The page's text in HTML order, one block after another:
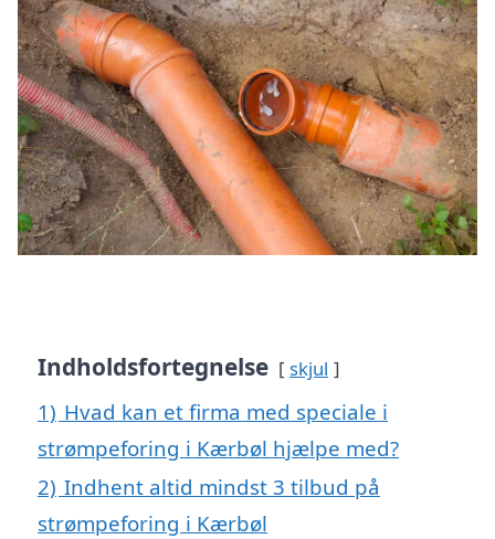
Indholdsfortegnelse skjul
1) Hvad kan et firma med speciale i
strømpeforing i Kærbøl hjælpe med?
2) Indhent altid mindst 3 tilbud på
strømpeforing i Kærbøl